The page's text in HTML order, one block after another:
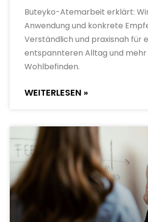
Buteyko-Atemarbeit erklärt:
Anwendung und konkrete
Verständlich und praxisnah für
entspannteren Alltag und mehr
Wohlbefinden.
WEITERLESEN »